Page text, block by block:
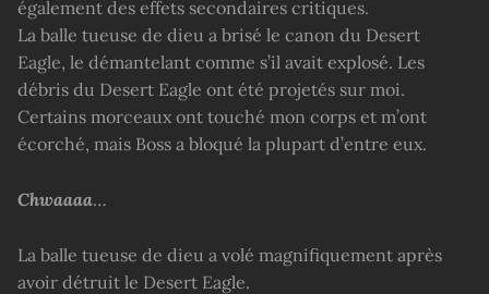
également des effets secondaires critiques.
La balle tueuse de dieu a brisé le canon du Desert
Eagle, le démantelant comme s’il avait explosé. Les
débris du Desert Eagle ont été projetés sur moi.
Certains morceaux ont touché mon corps et m’ont
écorché, mais Boss a bloqué la plupart d’entre eux.
Chwaaaa…
La balle tueuse de dieu a volé magnifiquement après
avoir détruit le Desert Eagle.